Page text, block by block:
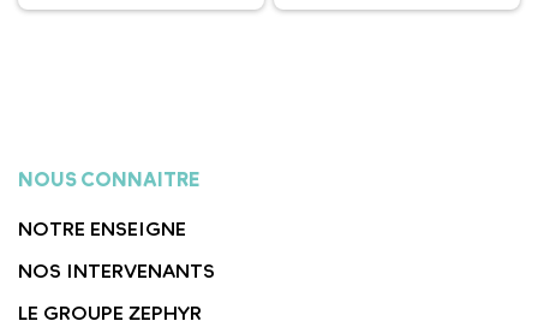
NOUS CONNAITRE
NOTRE ENSEIGNE
NOS INTERVENANTS
LE GROUPE ZEPHYR